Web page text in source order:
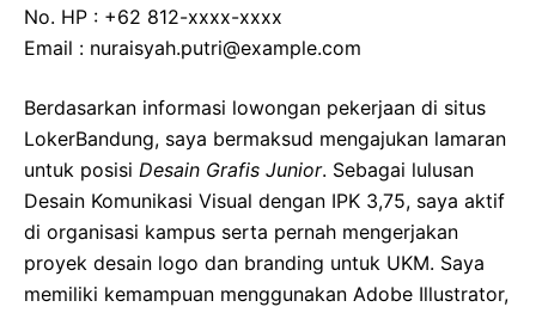
No. HP : +62 812-xxxx-xxxx
Email : nuraisyah.putri@example.com
Berdasarkan informasi lowongan pekerjaan di situs
LokerBandung, saya bermaksud mengajukan lamaran
untuk posisi Desain Grafis Junior. Sebagai lulusan
Desain Komunikasi Visual dengan IPK 3,75, saya aktif
di organisasi kampus serta pernah mengerjakan
proyek desain logo dan branding untuk UKM. Saya
memiliki kemampuan menggunakan Adobe Illustrator,